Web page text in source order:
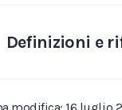
Definizioni e